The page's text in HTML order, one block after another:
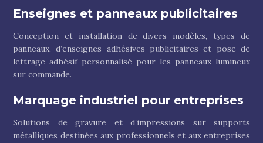
Enseignes et panneaux publicitaires
Conception et installation de divers modèles, types de
panneaux, d’enseignes adhésives publicitaires et pose de
lettrage adhésif personnalisé pour les panneaux lumineux
sur commande.
Marquage industriel pour entreprises
Solutions de gravure et d’impressions sur supports
métalliques destinées aux professionnels et aux entreprises